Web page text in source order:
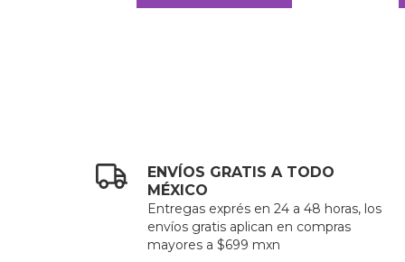
ENVÍOS GRATIS A TODO
MÉXICO
Entregas exprés en 24 a 48 horas, los
envíos gratis aplican en compras
mayores a $699 mxn